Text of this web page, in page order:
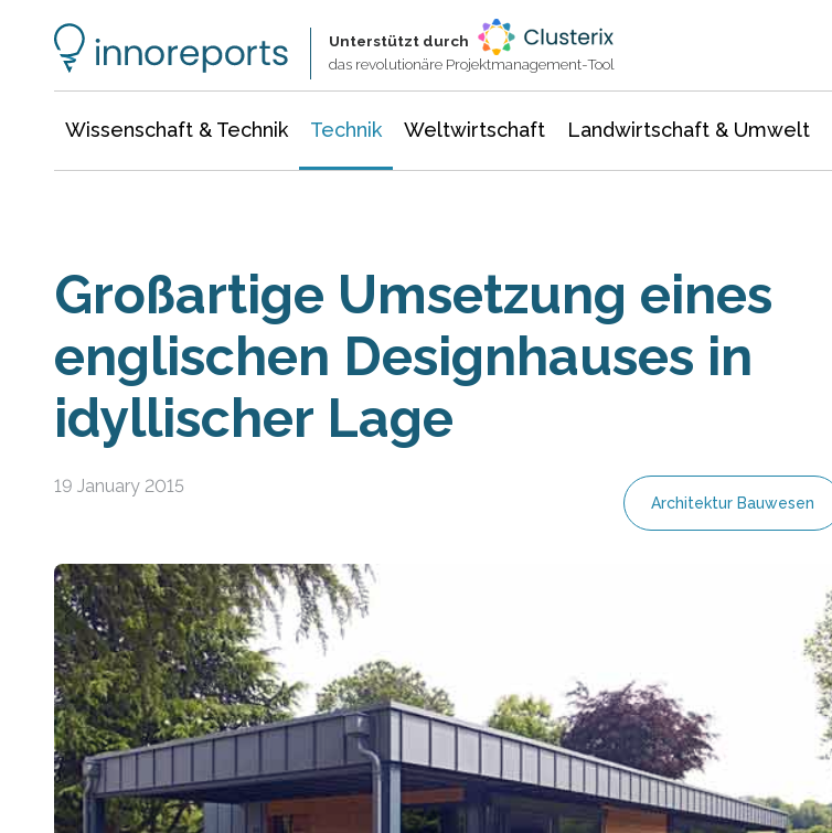
Unterstützt durch
das revolutionäre Projektmanagement-Tool
Wissenschaft & Technik Technik Weltwirtschaft Landwirtschaft & Umwelt
Großartige Umsetzung eines
englischen Designhauses in
idyllischer Lage
19 January 2015
Architektur Bauwesen